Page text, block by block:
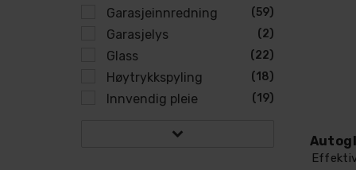
Garasjeinnredning (59)
Garasjelys (2)
Glass (22)
Høytrykkspyling (18)
Innvendig pleie (19)